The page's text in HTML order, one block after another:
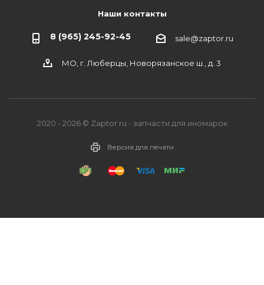
Наши контакты
8 (965) 245-92-45 sale@zaptor.ru
МО, г. Люберцы, Новорязанское ш., д. 3
2020 - 2026 © Zaptor.ru - запчасти для иномарок
Версия для печати